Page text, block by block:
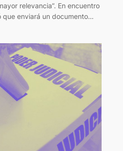
relevancia”. En encuentro
que enviará un documento…